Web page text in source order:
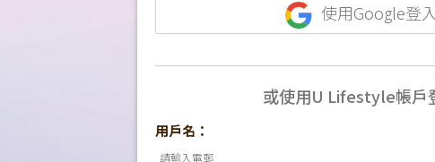
使用Google登入
或使用U Lifestyle帳戶
用戶名：